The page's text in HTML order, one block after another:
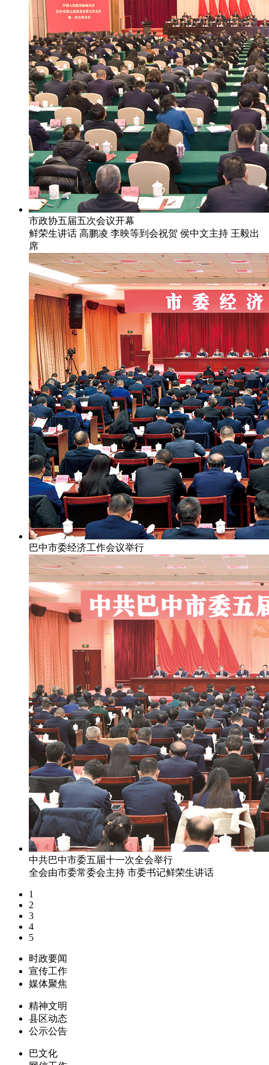
市政协五届五次会议开幕
鲜荣生讲话 高鹏凌 李映等到会祝贺 侯中文主持 王毅出
席
巴中市委经济工作会议举行
中共巴中市委五届十一次全会举行
全会由市委常委会主持 市委书记鲜荣生讲话
1
2
3
4
5
时政要闻
宣传工作
媒体聚焦
精神文明
县区动态
公示公告
巴文化